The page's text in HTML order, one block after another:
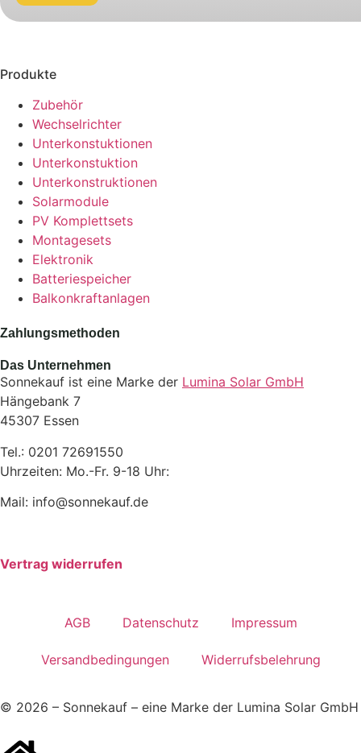
Produkte
Zubehör
Wechselrichter
Unterkonstuktionen
Unterkonstuktion
Unterkonstruktionen
Solarmodule
PV Komplettsets
Montagesets
Elektronik
Batteriespeicher
Balkonkraftanlagen
Zahlungsmethoden
Das Unternehmen
Sonnekauf ist eine Marke der Lumina Solar GmbH
Hängebank 7
45307 Essen
Tel.: 0201 72691550
Uhrzeiten: Mo.-Fr. 9-18 Uhr:
Mail: info@sonnekauf.de
Vertrag widerrufen
AGB Datenschutz Impressum
Versandbedingungen Widerrufsbelehrung
© 2026 – Sonnekauf – eine Marke der Lumina Solar GmbH